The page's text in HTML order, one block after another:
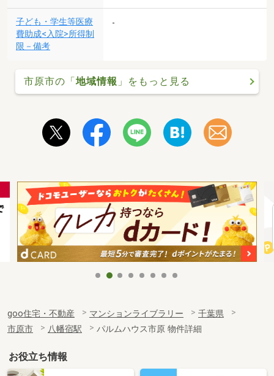
子ども・学生等医療
費助成<入院>所得制
限－備考
-
市原市の「地域情報 」をもっと見る
goo住宅・不動産 マンションライブラリー
千葉県
市原市
八幡宿駅 パルムハウス市原 物件詳細
お役立ち情報